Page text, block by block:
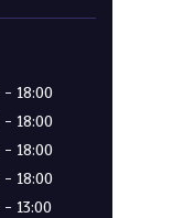
18:00
18:00
18:00
18:00
13:00